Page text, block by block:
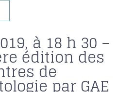
à 18 h 30 –
édition des
de
par GAE